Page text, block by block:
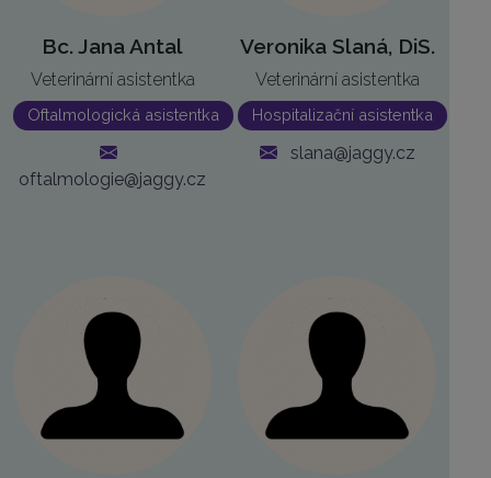
Bc. Jana Antal
Veterinární asistentka
Oftalmologická asistentka
oftalmologie@jaggy.cz
Veronika Slaná, DiS.
Veterinární asistentka
Hospitalizační asistentka
slana@jaggy.cz